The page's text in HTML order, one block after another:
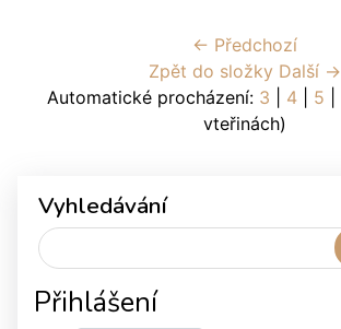
← Předchozí
Zpět do složky Další →
Automatické procházení: 3 4| 5
vteřinách)
Vyhledávání
Přihlášení